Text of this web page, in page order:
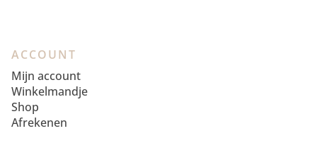
ACCOUNT
Mijn account
Winkelmandje
Shop
Afrekenen